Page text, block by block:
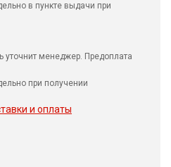
в пункте выдачи при
уточнит менеджер. Предоплата
при получении
и оплаты